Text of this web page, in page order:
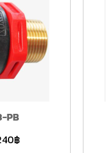
PB
฿